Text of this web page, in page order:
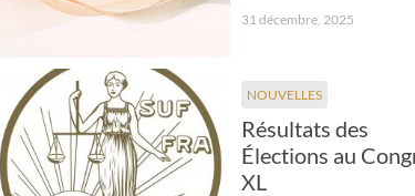
31 décembre, 2025
NOUVELLES
Résultats des
Élections au
XL